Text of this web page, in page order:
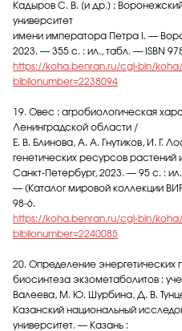
Кадыров С. В. [и др.] ;
университет
имени императора Петра I. —
2023. — 355 с. : ил., табл. — ISBN
https://koha.benran.ru/cgi-bin/
biblionumber=2238094
19. Овес : агробиологическая
Ленинградской области /
Е. В. Блинова, А. А. Гнутиков, И. Г.
генетических ресурсов
Санкт-Петербург, 2023. — 95 с. :
— (Каталог мировой коллекции
98-6.
https://koha.benran.ru/cgi-bin/
biblionumber=2240085
20. Определение
биосинтеза экзометаболитов :
Валеева, М. Ю. Шурбина, Д. В.
Казанский национальный
университет. — Казань :